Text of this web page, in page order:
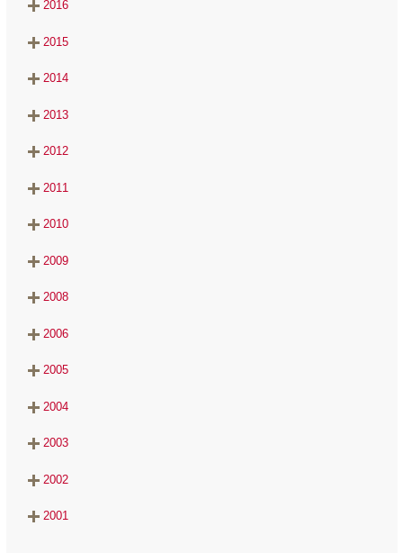
2016
2015
2014
2013
2012
2011
2010
2009
2008
2006
2005
2004
2003
2002
2001